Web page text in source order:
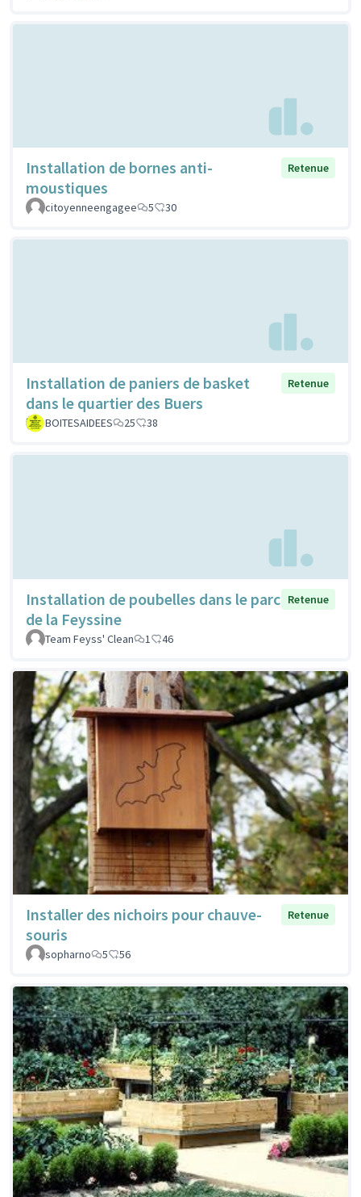
Installation de bornes anti-
moustiques
Retenue
citoyenneengagee 5 30
Installation de paniers de basket
dans le quartier des Buers
Retenue
BOITESAIDEES 25 38
Installation de poubelles dans le parc
de la Feyssine
Retenue
Team Feyss' Clean 1 46
Installer des nichoirs pour chauve-
souris
Retenue
sopharno 5 56